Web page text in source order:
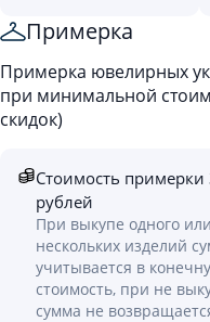
Примерка
Примерка ювелирных
при минимальной
скидок)
Стоимость примерки
рублей
При выкупе одного или
нескольких изделий
учитывается в
стоимость, при не
сумма не